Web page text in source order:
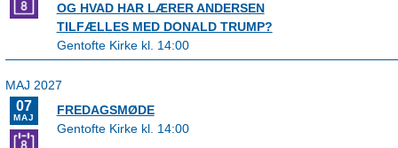
OG HVAD HAR LÆRER ANDERSEN
TILFÆLLES MED DONALD TRUMP?
Gentofte Kirke kl. 14:00
MAJ 2027
07
MAJ
FREDAGSMØDE
Gentofte Kirke kl. 14:00